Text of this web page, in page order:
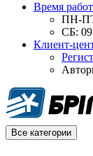
Время
ПН-
СБ:
Клиент-
Все категории